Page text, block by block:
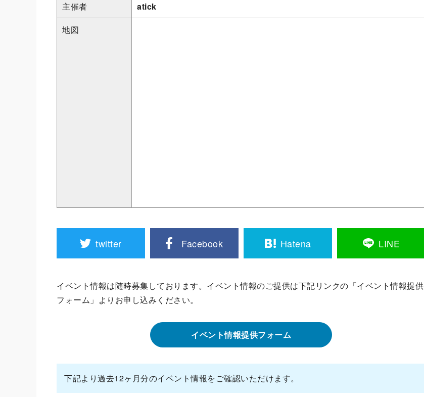
主催者
atick
地図
twitter Facebook Hatena LINE
イベント情報は随時募集しております。イベント情報のご提供は下記リンクの「イベント情報提供
フォーム」よりお申し込みください。
イベント情報提供フォーム
下記より過去12ヶ月分のイベント情報をご確認いただけます。